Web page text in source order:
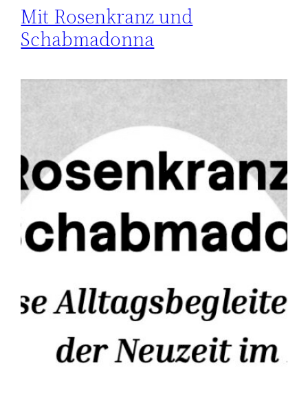
Mit Rosenkranz und
Schabmadonna